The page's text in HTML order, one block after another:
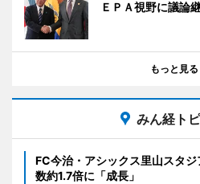
ＥＰＡ視野に議論
もっと見る
みん経ト
FC今治・アシックス里山スタ
数約1.7倍に「成長」